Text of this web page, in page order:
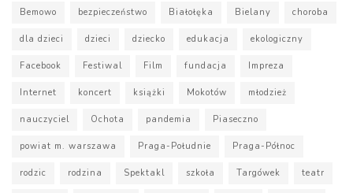
Bemowo bezpieczeństwo Białołęka Bielany choroba
dla dzieci dzieci dziecko edukacja ekologiczny
Facebook Festiwal Film fundacja Impreza
Internet koncert książki Mokotów młodzież
nauczyciel Ochota pandemia Piaseczno
powiat m. warszawa Praga-Południe Praga-Północ
rodzic rodzina Spektakl szkoła Targówek teatr